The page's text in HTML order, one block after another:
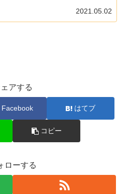
2021.05.02
アする
Facebook はてブ
コピー
ローする